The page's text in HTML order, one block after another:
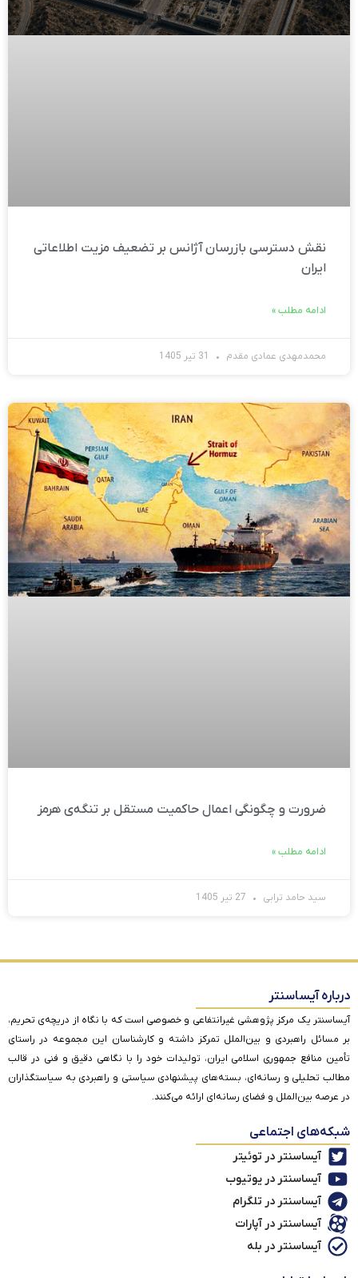
نقش دسترسی بازرسان آژانس بر تضعیف مزیت اطلاعاتی
ایران
ادامه مطلب »
محمدمهدی عمادی مقدم
ضرورت و چگونگی اعمال حاکمیت مستقل بر تنگه‌ی هرمز
ادامه مطلب »
سید حامد ترابی
درباره آیساسنتر
آیساسنتر یک مرکز پژوهشی غیرانتفاعی و خصوصی است که با نگاه از دریچه‌ی تحریم،
بر مسائل راهبردی و بین‌الملل تمرکز داشته و کارشناسان این مجموعه در راستای
تأمین منافع جمهوری اسلامی ایران، تولیدات خود را با نگاهی دقیق و فنی در قالب
مطالب تحلیلی و رسانه‌ای، بسته‌های پیشنهادی سیاستی و راهبردی به سیاستگذاران
در عرصه بین‌الملل و فضای رسانه‌ای ارائه می‌کنند.
شبکه‌های اجتماعی
آیساسنتر در توئیتر
آیساسنتر در یوتیوب
آیساسنتر در تلگرام
آیساسنتر در آپارات
آیساسنتر در بله